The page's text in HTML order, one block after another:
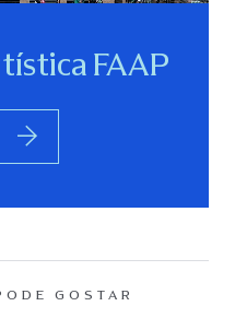
FAAP
GOSTAR